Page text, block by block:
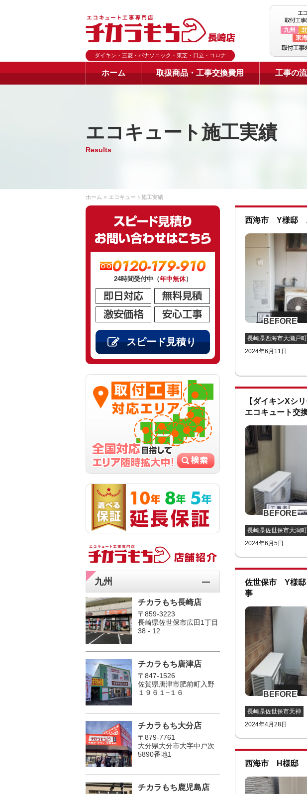
ダイキン・三菱・パナソニック・東芝・日立・コロナ
九州
東海
ホーム 取扱商品・工事交換費用 工事の
エコキュート施工実績
Results
ホーム エコキュート施工実績
西海市 Y様邸
長崎県西海市大瀬戸町
2024年6月11日
【ダイキンXシ
エコキュート交
長崎県佐世保市大潟町
2024年6月5日
佐世保市 Y様
事
長崎県佐世保市天神
2024年4月28日
西海市 H様邸
0120-179-910
24時間受付中（年中無休）
スピード見積り
九州
チカラもち長崎店
〒859-3223
長崎県佐世保市広田1丁目
38 - 12
チカラもち唐津店
〒847-1526
佐賀県唐津市肥前町入野
１９６１−１６
チカラもち大分店
〒879-7761
大分県大分市大字中戸次
5890番地1
チカラもち鹿児島店